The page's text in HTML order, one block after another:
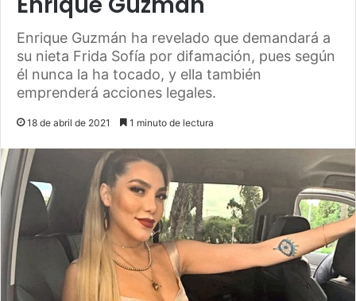
Enrique Guzmán ha revelado que demandará a
su nieta Frida Sofía por difamación, pues según
él nunca la ha tocado, y ella también
emprenderá acciones legales.
18 de abril de 2021 1 minuto de lectura